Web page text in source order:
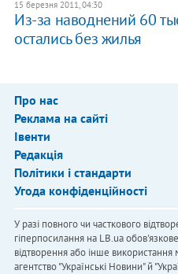
15 березня 2011, 04:30
Из-за наводнений 60
остались без жилья
Про нас
Реклама на сайті
Івенти
Редакція
Політики і стандарти
Угода конфіденційності
У разі повного чи часткового
гіперпосилання на LB.ua
відтворення або інше використання
агентство "Українськi Новини" й